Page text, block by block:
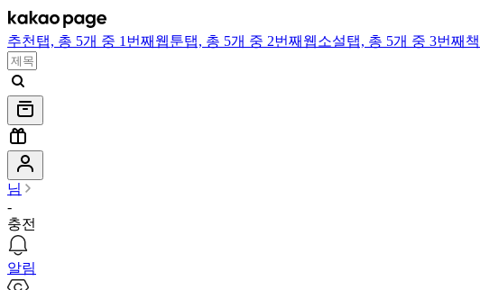
추천 탭, 총 5개 중 1번째 웹툰탭, 총 5개 중 2번째 웹소설탭, 총 5개 중 3번째 책
님
-
충전
알림